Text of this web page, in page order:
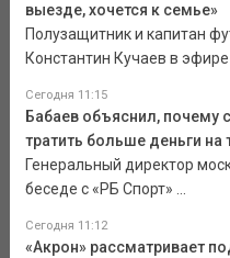
выезде, хочется к семье»
Полузащитник и капитан
Константин Кучаев в эфире
Сегодня 11:15
Бабаев объяснил, почему
тратить больше деньги на
Генеральный директор
беседе с «РБ Спорт» ...
Сегодня 11:12
«Акрон» рассматривает